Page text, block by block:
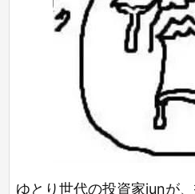
ゆとり世代の投資家junが